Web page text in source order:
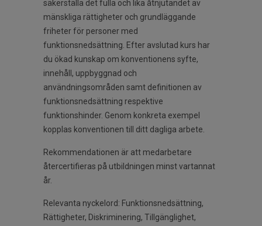
säkerställa det fulla och lika åtnjutandet av
mänskliga rättigheter och grundläggande
friheter för personer med
funktionsnedsättning. Efter avslutad kurs har
du ökad kunskap om konventionens syfte,
innehåll, uppbyggnad och
användningsområden samt definitionen av
funktionsnedsättning respektive
funktionshinder. Genom konkreta exempel
kopplas konventionen till ditt dagliga arbete.
Rekommendationen är att medarbetare
återcertifieras på utbildningen minst vartannat
år.
Relevanta nyckelord: Funktionsnedsättning,
Rättigheter, Diskriminering, Tillgänglighet,